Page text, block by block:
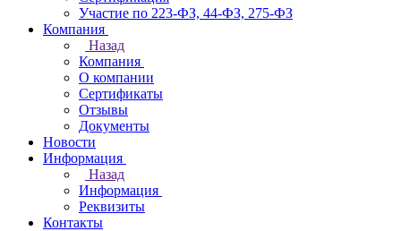
Участие по 223-ФЗ, 44-ФЗ, 275-ФЗ
Компания
Назад
Компания
О компании
Сертификаты
Отзывы
Документы
Новости
Информация
Назад
Информация
Реквизиты
Контакты